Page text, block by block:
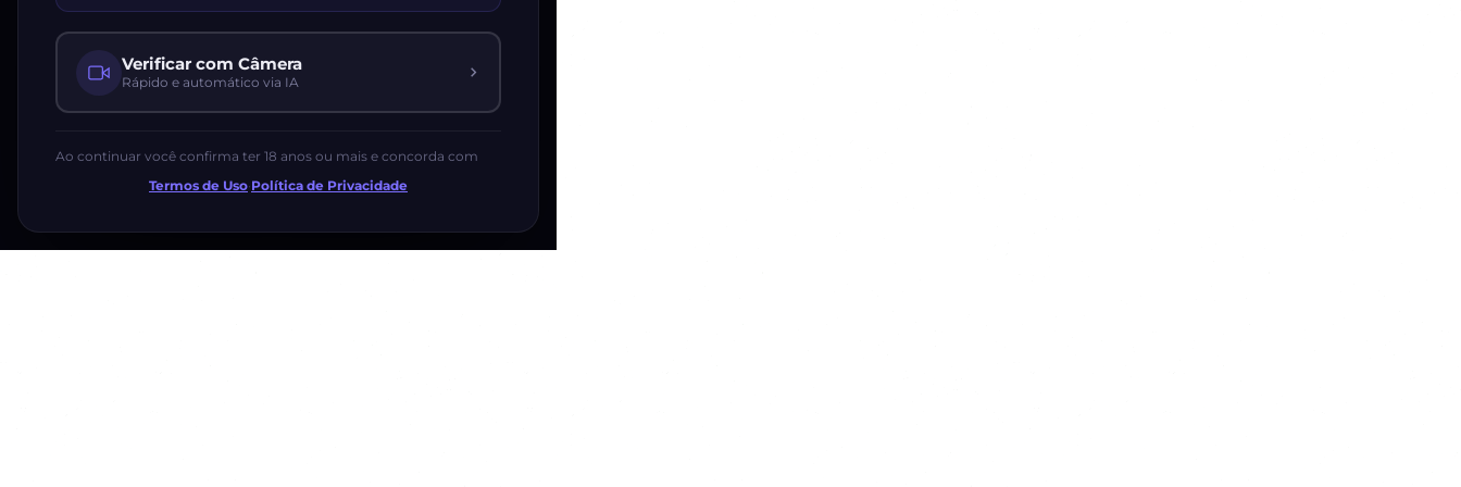
Verificar com Câmera
Rápido e automático via IA
Ao continuar você confirma ter 18 anos ou mais e concorda com
Termos de Uso·Política de Privacidade